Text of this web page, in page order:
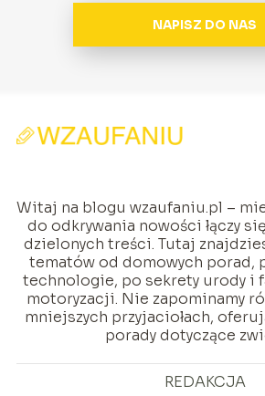
NAPISZ DO NAS
Witaj na blogu wzaufaniu.pl –
do odkrywania nowości łączy
dzielonych treści. Tutaj
tematów od domowych porad,
technologie, po sekrety urody i
motoryzacji. Nie zapominamy
mniejszych przyjaciołach,
porady dotyczące
REDAKCJA